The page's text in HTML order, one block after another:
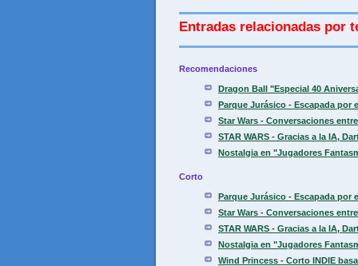
Entradas relacionadas por
Recomendaciones
Dragon Ball "Especial 40
Parque Jurásico - Escapada por
Star Wars - Conversaciones
STAR WARS - Gracias a la IA,
Nostalgia en "Jugadores
Corto
Parque Jurásico - Escapada por
Star Wars - Conversaciones
STAR WARS - Gracias a la IA,
Nostalgia en "Jugadores
Wind Princess - Corto INDIE